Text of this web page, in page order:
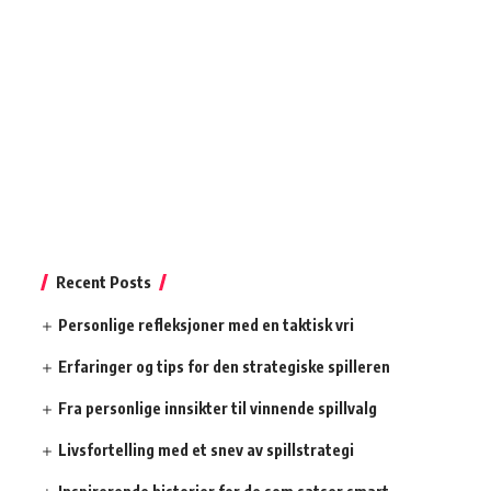
Recent Posts
Personlige refleksjoner med en taktisk vri
Erfaringer og tips for den strategiske spilleren
Fra personlige innsikter til vinnende spillvalg
Livsfortelling med et snev av spillstrategi